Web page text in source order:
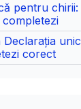
pentru
Declarația
corect